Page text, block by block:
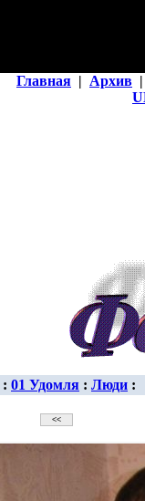
Главная | Архив |
: 01 Удомля : Люди :